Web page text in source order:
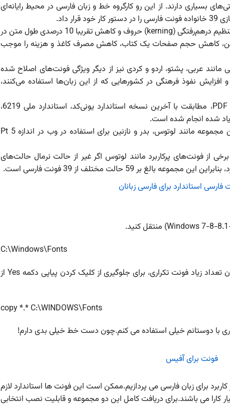
بسیاری دارند. از این رو کارگروه خط و زبان فارسی در محیط رایانه‌ای
داد.
درهم‌رفتگی(kerning)
حروف و کاهش تقریبا 10 درصدی طول متن در
متن، کاهش حجم صفحات یک کتاب، کاهش مصرف کاغذ و هزینه را موجب
مانند عربی، پشتو، اردو و کردی نیز از دیگر ویژگی‌ فونت‌های اصلاح شده
نفوذ فرهنگی در کشورهایی که از این زبان‌ها استفاده می‌کنند،
PDF
، مطابقت با آخرین نسخه استاندارد یونی‌کد، استاندارد ملی 6219،
شده انجام شده است.
همچنین مناسب سازی حالت نرمال 10 فونت از این مجموعه مانند لوتوس، بدر و نازنین برای استفاده در وب در اندازه 5 Pt
فونت‌های پرکاربرد مانند لوتوس اگر غیر از حالت نرمال حالت‌های
بر 59 حالت مختلف از 39 فونت فارسی است.
C:\Windows\Fonts
اگر از ویندوز XP یا 7 استفاده می کنید برای کپی کردن تعداد زیاد فونت تکراری، برای جلوگیری از کلیک کردن پیاپی دکمه Yes از
copy *.* C:\WINDOWS\Fonts
با دوستانم خیلی استفاده می کنم.چون دست خط خیلی بدی دارم!
برای زبان فارسی می پردازیم.ممکن است این فونت ها استاندارد لازم
کارا می باشند.برای دریافت کامل این دو مجموعه و قابلیت نصب انتخابی